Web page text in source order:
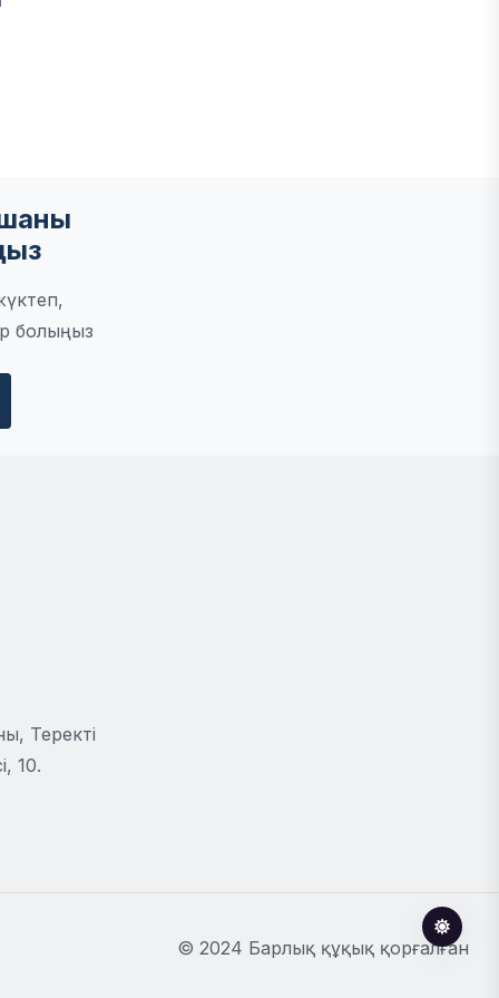
болыңыз
Теректі
10.
© 2024 Барлық құқық қорғалған